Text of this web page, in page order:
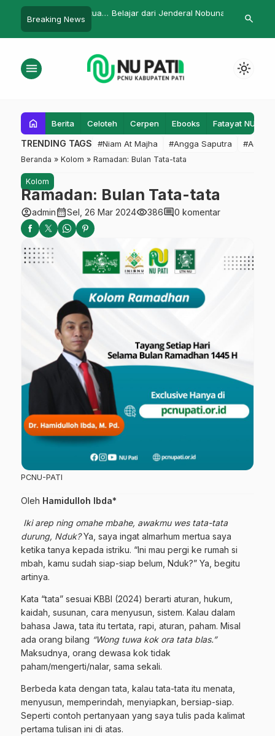
Breaking News
Belajar dari Jenderal Nobunaga
‎Inisnu Jalin
Internasional
search
menu light_mode
home Berita Celoteh Cerpen Ebooks Fatayat NU
TRENDING TAGS #Niam At Majha #Angga Saputra #Admin
Beranda » Kolom » Ramadan: Bulan Tata-tata
Kolom
Ramadan: Bulan Tata-tata
account_circleadmincalendar_monthSel, 26 Mar 2024visibility386comment0 komentar
PCNU-PATI
Oleh Hamidulloh Ibda*
Iki arep ning omahe mbahe, awakmu wes tata-tata
durung, Nduk?Ya, saya ingat almarhum mertua saya
ketika tanya kepada istriku. “Ini mau pergi ke rumah si
mbah, kamu sudah siap-siap belum, Nduk?” Ya, begitu
artinya.
Kata “tata” sesuai KBBI (2024) berarti aturan, hukum,
kaidah, susunan, cara menyusun, sistem. Kalau dalam
bahasa Jawa, tata itu tertata, rapi, aturan, paham. Misal
ada orang bilang “Wong tuwa kok ora tata blas.”
Maksudnya, orang dewasa kok tidak
paham/mengerti/nalar, sama sekali.
Berbeda kata dengan tata, kalau tata-tata itu menata,
menyusun, memperindah, menyiapkan, bersiap-siap.
Seperti contoh pertanyaan yang saya tulis pada kalimat
pertama tulisan ini di atas.